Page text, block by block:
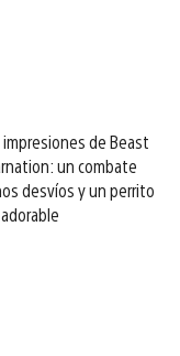
de Beast
un combate
desvíos y un perrito